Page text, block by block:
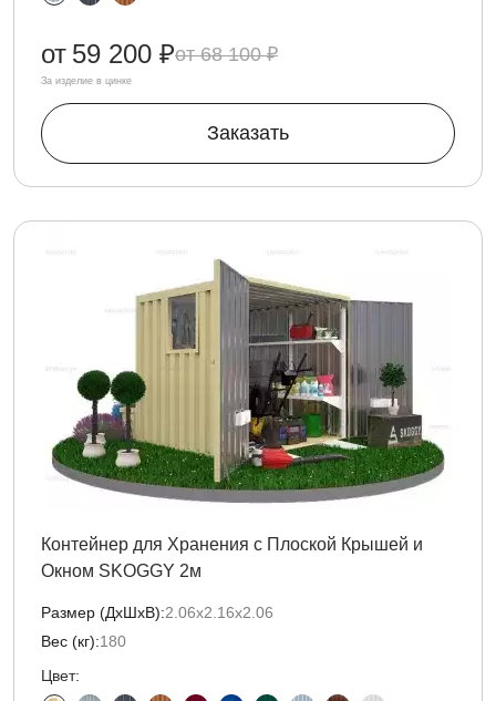
68 100 ₽
от 59 200 ₽
За изделие в цинке
Заказать
Контейнер для Хранения с Плоской Крышей и
Окном SKOGGY 2м
Размер (ДxШxВ):2.06х2.16х2.06
Вес (кг):180
Цвет: